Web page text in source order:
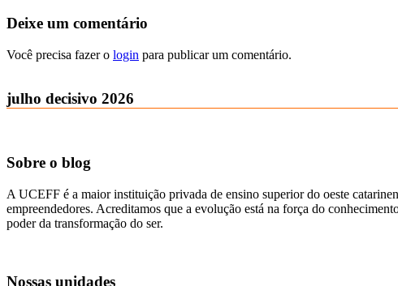
Deixe um comentário
Você precisa fazer o login para publicar um comentário.
julho decisivo 2026
Sobre o blog
A UCEFF é a maior instituição privada de ensino superior do oeste
empreendedores. Acreditamos que a evolução está na força do
poder da transformação do ser.
Nossas unidades